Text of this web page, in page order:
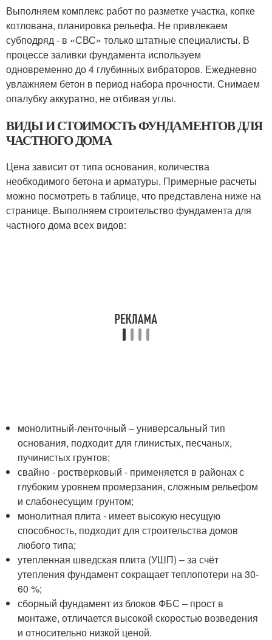
Выполняем комплекс работ по разметке участка, копке
котлована, планировка рельефа. Не привлекаем
субподряд - в «СВС» только штатные специалисты. В
процессе заливки фундамента используем
одновременно до 4 глубинных вибраторов. Ежедневно
увлажняем бетон в период набора прочности. Снимаем
опалубку аккуратно, не отбивая углы.
ВИДЫ И СТОИМОСТЬ ФУНДАМЕНТОВ ДЛЯ
ЧАСТНОГО ДОМА
Цена зависит от типа основания, количества
необходимого бетона и арматуры. Примерные расчеты
можно посмотреть в таблице, что представлена ниже на
странице. Выполняем строительство фундамента для
частного дома всех видов:
монолитный-ленточный – универсальный тип
основания, подходит для глинистых, песчаных,
пучинистых грунтов;
свайно - ростверковый - применяется в районах с
глубоким уровнем промерзания, сложным рельефом
и слабонесущим грунтом;
монолитная плита - имеет высокую несущую
способность, подходит для строительства домов
любого типа;
утепленная шведская плита (УШП) – за счёт
утепления фундамент сокращает теплопотери на 30-
60 %;
сборный фундамент из блоков ФБС – прост в
монтаже, отличается высокой скоростью возведения
и относительно низкой ценой.